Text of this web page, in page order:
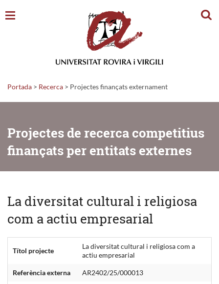
Portada > Recerca > Projectes finançats externament
Projectes de recerca competitius
finançats per entitats externes
La diversitat cultural i religiosa
com a actiu empresarial
Títol projecte
La diversitat cultural i religiosa com a
actiu empresarial
Referència externa AR2402/25/000013